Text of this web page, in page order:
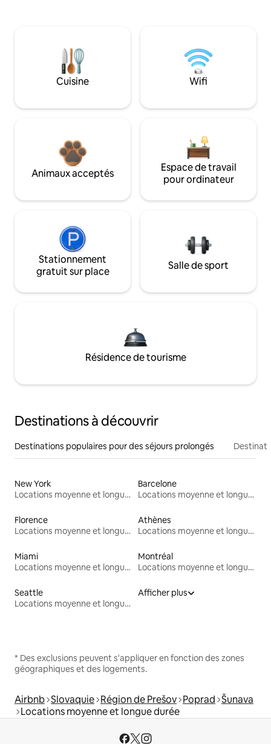
Cuisine Wifi
Animaux acceptés
Espace de travail
pour ordinateur
Stationnement
gratuit sur place
Salle de sport
Résidence de tourisme
Destinations à découvrir
Destinations populaires pour des séjours prolongés
New York
Locations moyenne et longue durée
Barcelone
Locations moyenne et longue durée
Florence
Locations moyenne et longue durée
Athènes
Locations moyenne et longue durée
Miami
Locations moyenne et longue durée
Montréal
Locations moyenne et longue durée
Seattle
Locations moyenne et longue durée
Afficher plus
* Des exclusions peuvent s'appliquer en fonction des zones
géographiques et des logements.
Airbnb Slovaquie Région de Prešov Poprad Šunava
Locations moyenne et longue durée